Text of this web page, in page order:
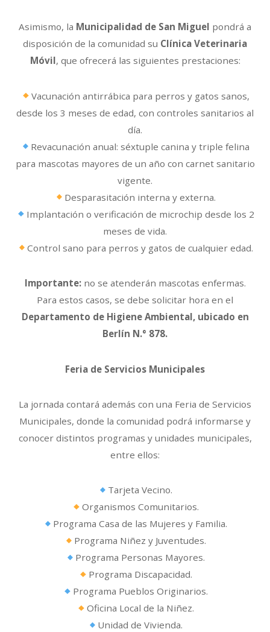
Asimismo, la Municipalidad de San Miguel pondrá a
disposición de la comunidad su Clínica Veterinaria
Móvil, que ofrecerá las siguientes prestaciones:
Vacunación antirrábica para perros y gatos sanos,
desde los 3 meses de edad, con controles sanitarios al
día.
Revacunación anual: séxtuple canina y triple felina
para mascotas mayores de un año con carnet sanitario
vigente.
Desparasitación interna y externa.
Implantación o verificación de microchip desde los 2
meses de vida.
Control sano para perros y gatos de cualquier edad.
Importante:no se atenderán mascotas enfermas.
Para estos casos, se debe solicitar hora en el
Departamento de Higiene Ambiental, ubicado en
Berlín N.° 878.
Feria de Servicios Municipales
La jornada contará además con una Feria de Servicios
Municipales, donde la comunidad podrá informarse y
conocer distintos programas y unidades municipales,
entre ellos:
Tarjeta Vecino.
Organismos Comunitarios.
Programa Casa de las Mujeres y Familia.
Programa Niñez y Juventudes.
Programa Personas Mayores.
Programa Discapacidad.
Programa Pueblos Originarios.
Oficina Local de la Niñez.
Unidad de Vivienda.